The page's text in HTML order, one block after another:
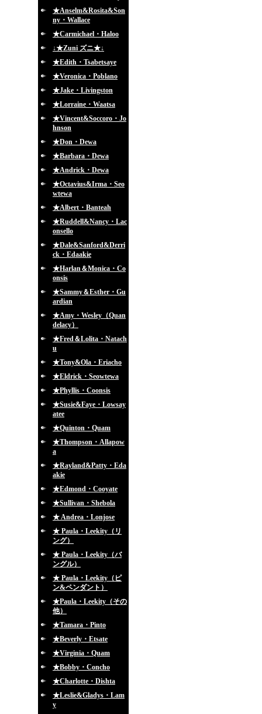
★Anselm&Rosita&Son
ny・Wallace
★Carmichael・Haloo
↓★Zuni ズニ★↓
★Edith・Tsabetsaye
★Veronica・Poblano
★Jake・Livingston
★Lorraine・Waatsa
★Vincent&Soccoro・Jo
hnson
★Don・Dewa
★Barbara・Dewa
★Andrick・Dewa
★Octavius&Irma・Seo
wtewa
★Albert・Banteah
★Ruddell&Nancy・Lac
onsello
★Dale&Sanford&Derri
ck・Edaakie
★Harlan＆Monica・Co
onsis
★Sammy＆Esther・Gu
ardian
★Amy・Wesley（Quan
delacy）
★Fred＆Lolita・Natach
u
★Tony&Ola・Eriacho
★Eldrick・Seowtewa
★Phyllis・Coonsis
★Susie&Faye・Lowsay
atee
★Quinton・Quam
★Thompson・Allapow
a
★Rayland&Patty・Eda
akie
★Edmond・Cooyate
★Sullivan・Shebola
★ Andrea・Lonjose
★ Paula・Leekity（リ
ング）
★ Paula・Leekity（バ
ングル）
★ Paula・Leekity（ピ
ン&ペンダント）
★Paula・Leekity（その
他）
★Tamara・Pinto
★Beverly・Etsate
★Virginia・Quam
★Bobby・Concho
★Charlotte・Dishta
★Leslie&Gladys・Lam
y